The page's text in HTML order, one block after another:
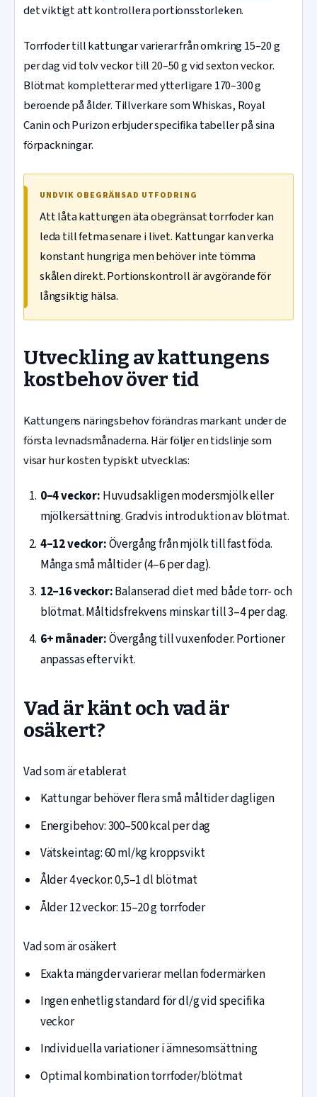
det viktigt att kontrollera portionsstorleken.
Torrfoder till kattungar varierar från omkring 15–20 g
per dag vid tolv veckor till 20–50 g vid sexton veckor.
Blötmat kompletterar med ytterligare 170–300 g
beroende på ålder. Tillverkare som Whiskas, Royal
Canin och Purizon erbjuder specifika tabeller på sina
förpackningar.
UNDVIK OBEGRÄNSAD UTFODRING
Att låta kattungen äta obegränsat torrfoder kan
leda till fetma senare i livet. Kattungar kan verka
konstant hungriga men behöver inte tömma
skålen direkt. Portionskontroll är avgörande för
långsiktig hälsa.
Utveckling av kattungens
kostbehov över tid
Kattungens näringsbehov förändras markant under de
första levnadsmånaderna. Här följer en tidslinje som
visar hur kosten typiskt utvecklas:
0–4 veckor: Huvudsakligen modersmjölk eller
mjölkersättning. Gradvis introduktion av blötmat.
4–12 veckor:Övergång från mjölk till fast föda.
Många små måltider (4–6 per dag).
12–16 veckor:Balanserad diet med både torr- och
blötmat. Måltidsfrekvens minskar till 3–4 per dag.
6+ månader:Övergång till vuxenfoder. Portioner
anpassas efter vikt.
Vad är känt och vad är
osäkert?
Vad som är etablerat
Kattungar behöver flera små måltider dagligen
Energibehov: 300–500 kcal per dag
Vätskeintag: 60 ml/kg kroppsvikt
Ålder 4 veckor: 0,5–1 dl blötmat
Ålder 12 veckor: 15–20 g torrfoder
Vad som är osäkert
Exakta mängder varierar mellan fodermärken
Ingen enhetlig standard för dl/g vid specifika
veckor
Individuella variationer i ämnesomsättning
Optimal kombination torrfoder/blötmat